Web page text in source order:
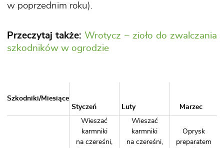
w poprzednim roku).
Przeczytaj także: Wrotycz – zioło do zwalczania
szkodników w ogrodzie
Szkodniki/Miesiące
Styczeń
Luty Marzec
Wieszać
karmniki
na czereśni,
Wieszać
karmniki
na czereśni,
Oprysk
preparatem